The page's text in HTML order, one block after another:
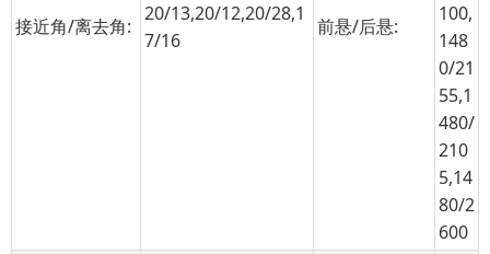
接近角/离去角:
20/13,20/12,20/28,1
7/16
前悬/后悬:
100,
148
0/21
55,1
480/
210
5,14
80/2
600